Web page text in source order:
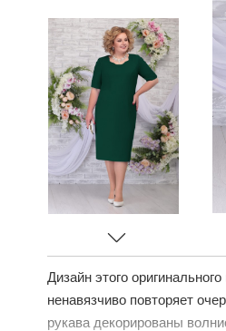
Дизайн этого
ненавязчиво повторяет
рукава декорированы